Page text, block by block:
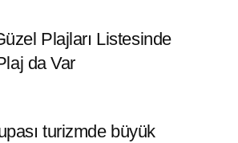
Plajları Listesinde
da Var
turizmde büyük